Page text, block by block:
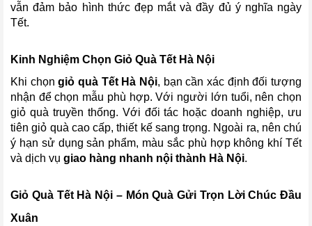
vẫn đảm bảo hình thức đẹp mắt và đầy đủ ý nghĩa ngày
Tết.
Kinh Nghiệm Chọn Giỏ Quà Tết Hà Nội
Khi chọngiỏ quà Tết Hà Nội, bạn cần xác định đối tượng
nhận để chọn mẫu phù hợp. Với người lớn tuổi, nên chọn
giỏ quà truyền thống. Với đối tác hoặc doanh nghiệp, ưu
tiên giỏ quà cao cấp, thiết kế sang trọng. Ngoài ra, nên chú
ý hạn sử dụng sản phẩm, màu sắc phù hợp không khí Tết
và dịch vụ giao hàng nhanh nội thành Hà Nội.
Giỏ Quà Tết Hà Nội – Món Quà Gửi Trọn Lời Chúc Đầu
Xuân